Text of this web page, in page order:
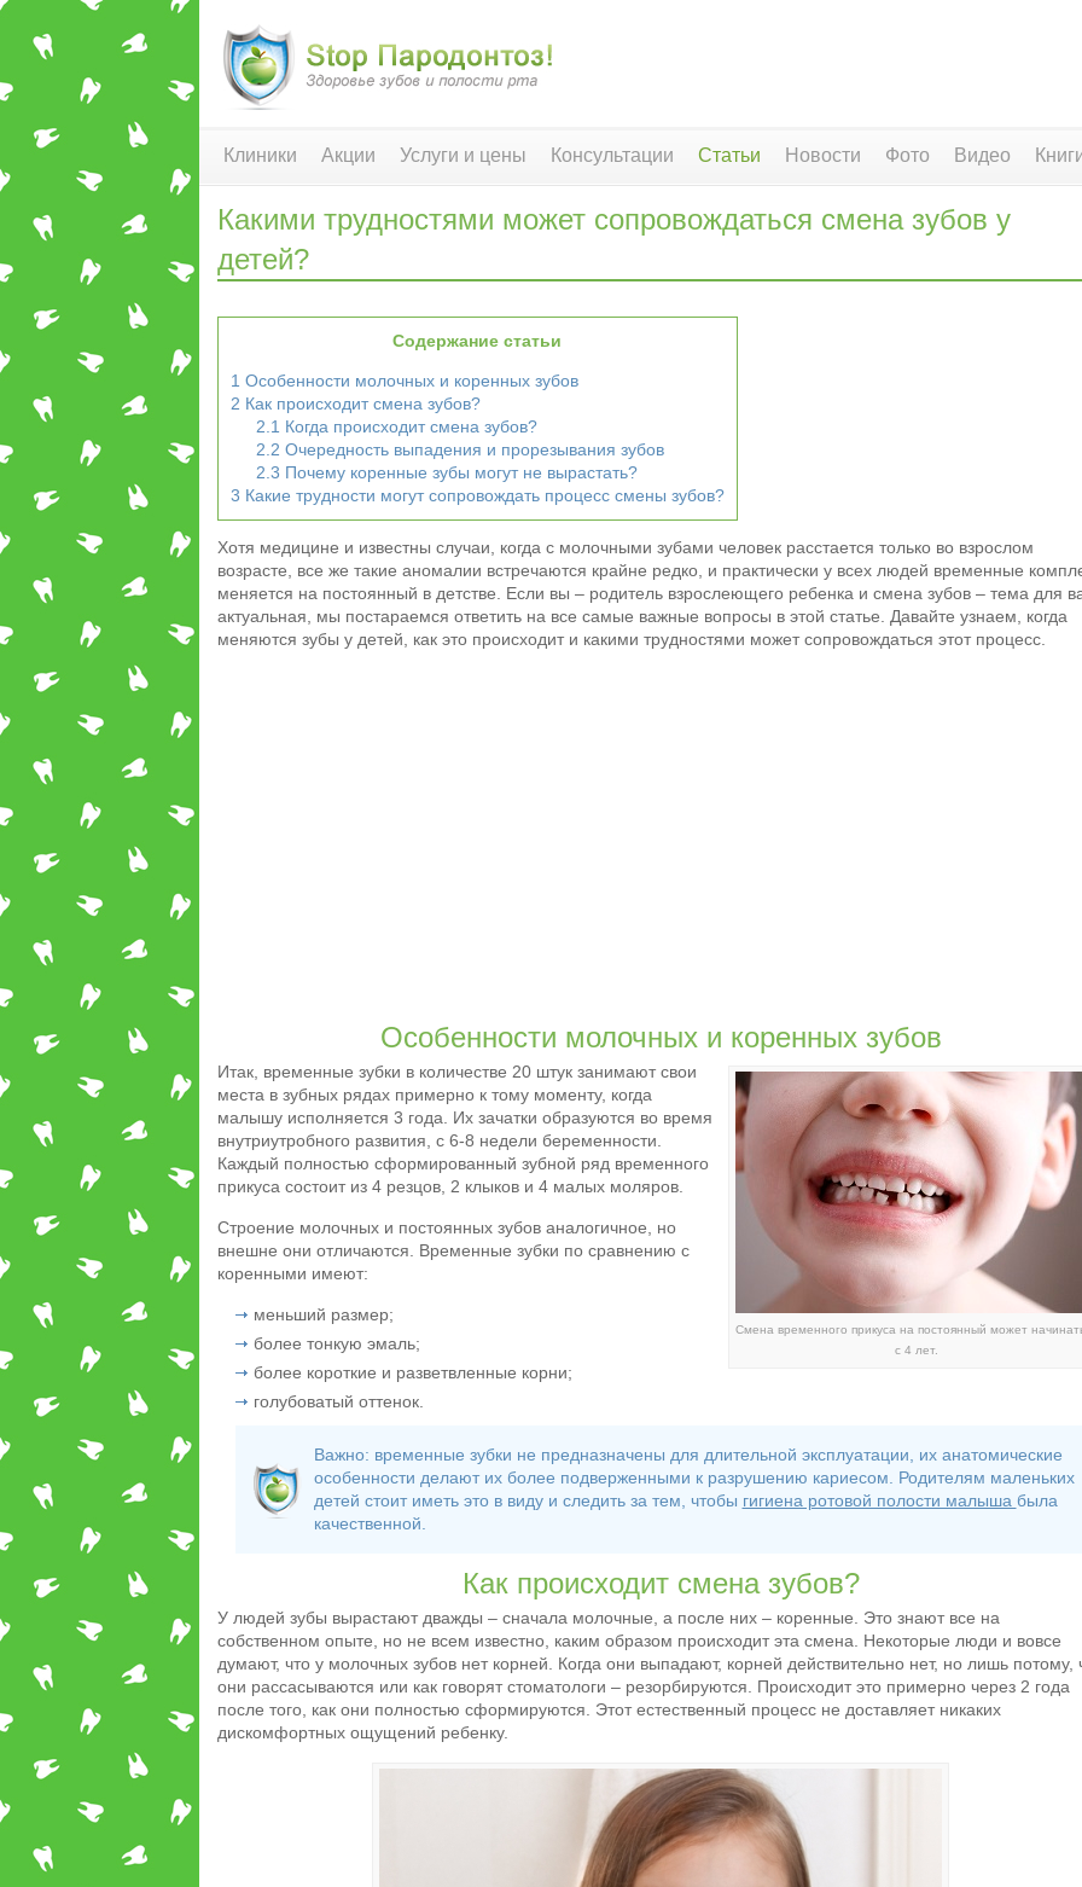
Клиники Акции Услуги и цены Консультации Статьи Новости Фото Видео
Какими трудностями может сопровождаться смена зубов у
детей?
Содержание статьи
1 Особенности молочных и коренных зубов
2 Как происходит смена зубов?
2.1 Когда происходит смена зубов?
2.2 Очередность выпадения и прорезывания зубов
2.3 Почему коренные зубы могут не вырастать?
3 Какие трудности могут сопровождать процесс смены зубов?
Хотя медицине и известны случаи, когда с молочными зубами человек расстается только во взрослом
возрасте, все же такие аномалии встречаются крайне редко, и практически у всех людей временные
меняется на постоянный в детстве. Если вы – родитель взрослеющего ребенка и смена зубов – тема для
актуальная, мы постараемся ответить на все самые важные вопросы в этой статье. Давайте узнаем, когда
меняются зубы у детей, как это происходит и какими трудностями может сопровождаться этот процесс.
Особенности молочных и коренных зубов
Смена временного прикуса на постоянный может
с 4 лет.
Итак, временные зубки в количестве 20 штук занимают свои
места в зубных рядах примерно к тому моменту, когда
малышу исполняется 3 года. Их зачатки образуются во время
внутриутробного развития, с 6-8 недели беременности.
Каждый полностью сформированный зубной ряд временного
прикуса состоит из 4 резцов, 2 клыков и 4 малых моляров.
Строение молочных и постоянных зубов аналогичное, но
внешне они отличаются. Временные зубки по сравнению с
коренными имеют:
меньший размер;
более тонкую эмаль;
более короткие и разветвленные корни;
голубоватый оттенок.
Важно: временные зубки не предназначены для длительной эксплуатации, их анатомические
особенности делают их более подверженными к разрушению кариесом. Родителям маленьких
детей стоит иметь это в виду и следить за тем, чтобы гигиена ротовой полости малыша была
качественной.
Как происходит смена зубов?
У людей зубы вырастают дважды – сначала молочные, а после них – коренные. Это знают все на
собственном опыте, но не всем известно, каким образом происходит эта смена. Некоторые люди и вовсе
думают, что у молочных зубов нет корней. Когда они выпадают, корней действительно нет, но лишь потому,
они рассасываются или как говорят стоматологи – резорбируются. Происходит это примерно через 2 года
после того, как они полностью сформируются. Этот естественный процесс не доставляет никаких
дискомфортных ощущений ребенку.